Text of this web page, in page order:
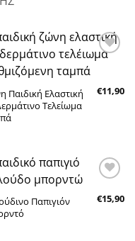
Πρόσθήκη
στην λίστα
Παιδική Ελαστική
Τελείωμα
€11,90
στην λίστα
Παπιγιόν
€15,90